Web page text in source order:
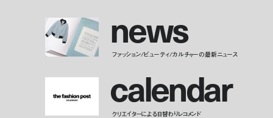
news
ファッション/ビューティ/カルチャーの最新ニュース
calendar
クリエイターによる日替わりレコメンド